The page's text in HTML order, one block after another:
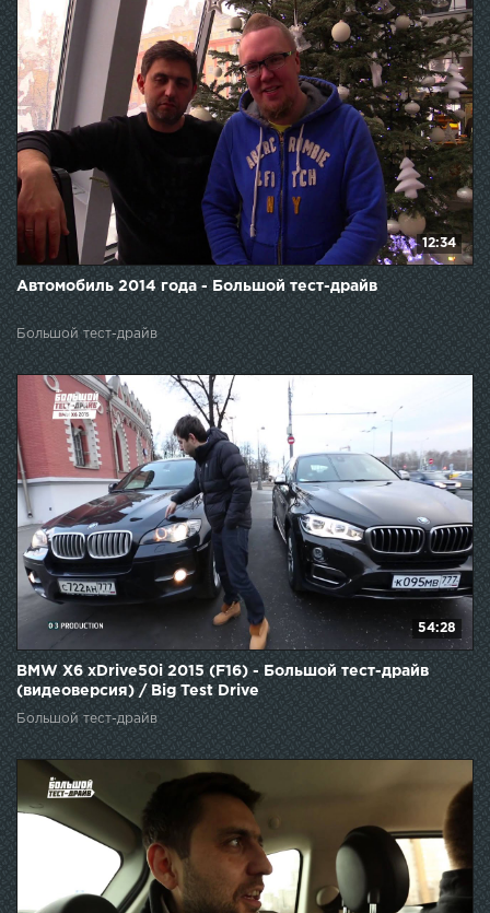
12:34
Автомобиль 2014 года - Большой тест-драйв
Большой тест-драйв
54:28
BMW X6 xDrive50i 2015 (F16) - Большой тест-драйв
(видеоверсия) / Big Test Drive
Большой тест-драйв